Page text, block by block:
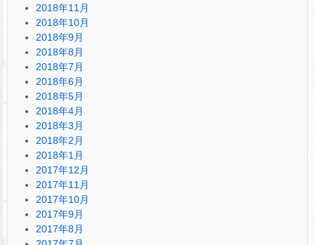
2018年11月
2018年10月
2018年9月
2018年8月
2018年7月
2018年6月
2018年5月
2018年4月
2018年3月
2018年2月
2018年1月
2017年12月
2017年11月
2017年10月
2017年9月
2017年8月